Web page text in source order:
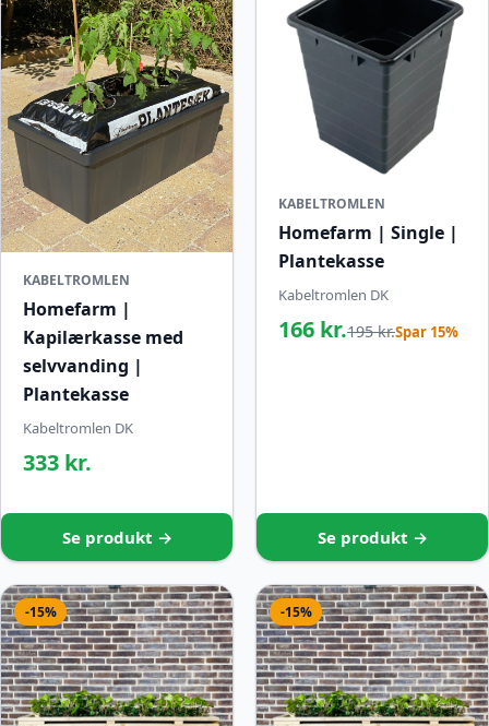
KABELTROMLEN
Homefarm |
Kapilærkasse med
selvvanding |
Plantekasse
Kabeltromlen DK
333 kr.
Se produkt →
KABELTROMLEN
Homefarm | Single |
Plantekasse
Kabeltromlen DK
166 kr.195 kr.Spar 15%
Se produkt →
-15% -15%